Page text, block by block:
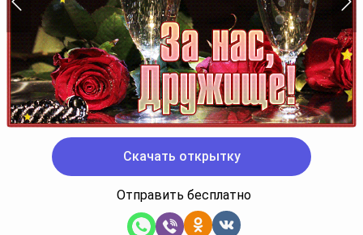
Скачать открытку
Отправить бесплатно